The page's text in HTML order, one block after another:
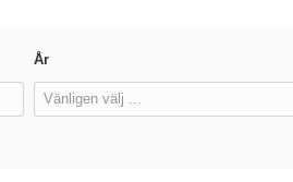
År
Vänligen välj ...